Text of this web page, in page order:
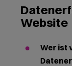
Website
Wer ist